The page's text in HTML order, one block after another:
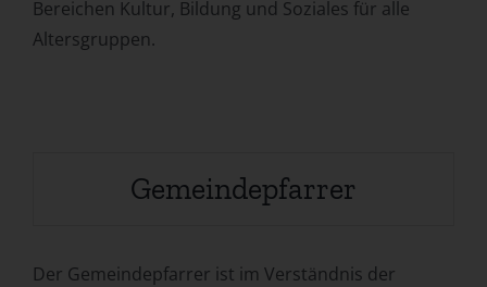
Bereichen Kultur, Bildung und Soziales für alle
Altersgruppen.
Gemeindepfarrer
Der Gemeindepfarrer ist im Verständnis der